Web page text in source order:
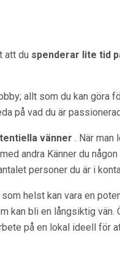
att du spenderar lite tid
allt som du kan göra
på vad du är
vänner . När man
andra Känner du
personer du är i
helst kan vara en
kan bli en långsiktig vän.
på en lokal ideell för